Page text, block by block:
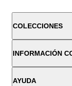
COLECCIONES
INFORMACIÓN
AYUDA